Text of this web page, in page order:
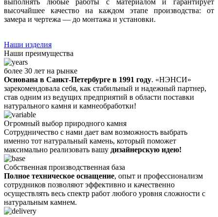
выполнять любые работы с материалом и гарантирует
высочайшее качество на каждом этапе производства: от
замера и чертежа — до монтажа и установки.
Наши изделия
Наши преимущества
более 30 лет на рынке
Основана в Санкт-Петербурге в 1991 году. «НЭНСИ»
зарекомендовала себя, как стабильный и надежный партнер,
став одним из ведущих предприятий в области поставки
натурального камня и камнеобработки!
Огромный выбор природного камня
Сотрудничество с нами дает вам возможность выбрать
именно тот натуральный камень, который поможет
максимально реализовать вашу дизайнерскую идею!
Собственная производственная база
Полное техническое оснащение, опыт и профессионализм
сотрудников позволяют эффективно и качественно
осуществлять весь спектр работ любого уровня сложности с
натуральным камнем.